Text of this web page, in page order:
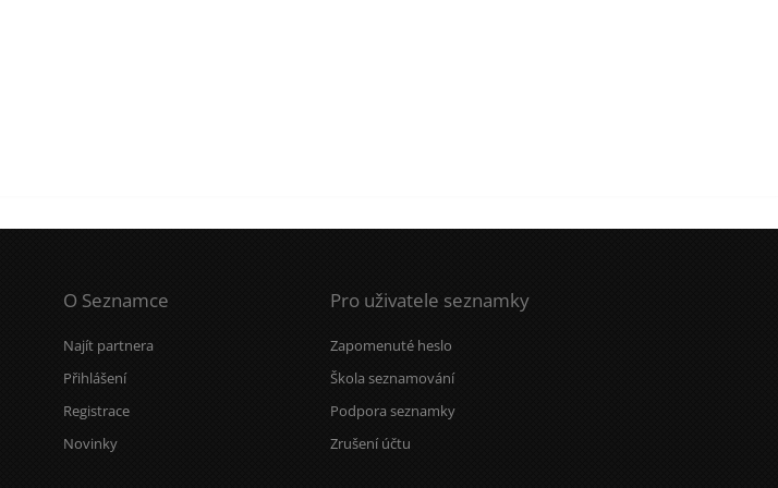
O Seznamce
Najít partnera
Přihlášení
Registrace
Novinky
Pro uživatele seznamky
Zapomenuté heslo
Škola seznamování
Podpora seznamky
Zrušení účtu